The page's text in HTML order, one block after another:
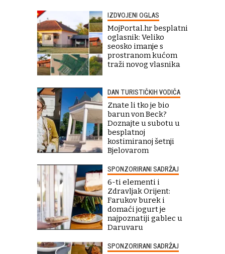
IZDVOJENI OGLAS
MojPortal.hr besplatni
oglasnik: Veliko
seosko imanje s
prostranom kućom
traži novog vlasnika
DAN TURISTIČKIH VODIČA
Znate li tko je bio
barun von Beck?
Doznajte u subotu u
besplatnoj
kostimiranoj šetnji
Bjelovarom
SPONZORIRANI SADRŽAJ
6-ti elementi i
Zdravljak Orijent:
Farukov burek i
domaći jogurt je
najpoznatiji gablec u
Daruvaru
SPONZORIRANI SADRŽAJ